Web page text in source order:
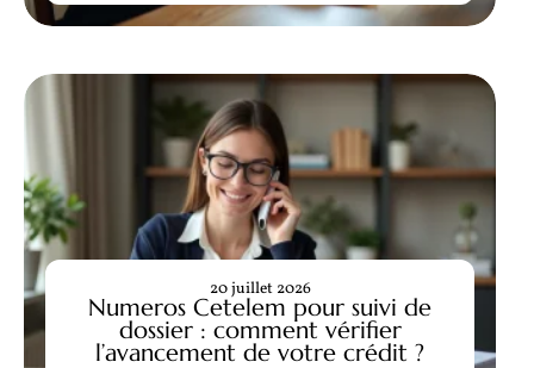
Numeros Cetelem pour suivi de
dossier : comment vérifier
l’avancement de votre crédit ?
20 juillet 2026